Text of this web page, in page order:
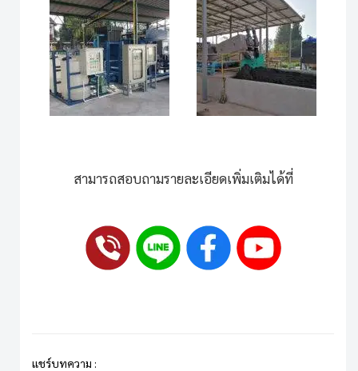
สามารถสอบถามรายละเอียดเพิ่มเติมได้ที่
แชร์บทความ :